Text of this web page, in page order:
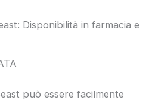
Disponibilità in farmacia e
può essere facilmente